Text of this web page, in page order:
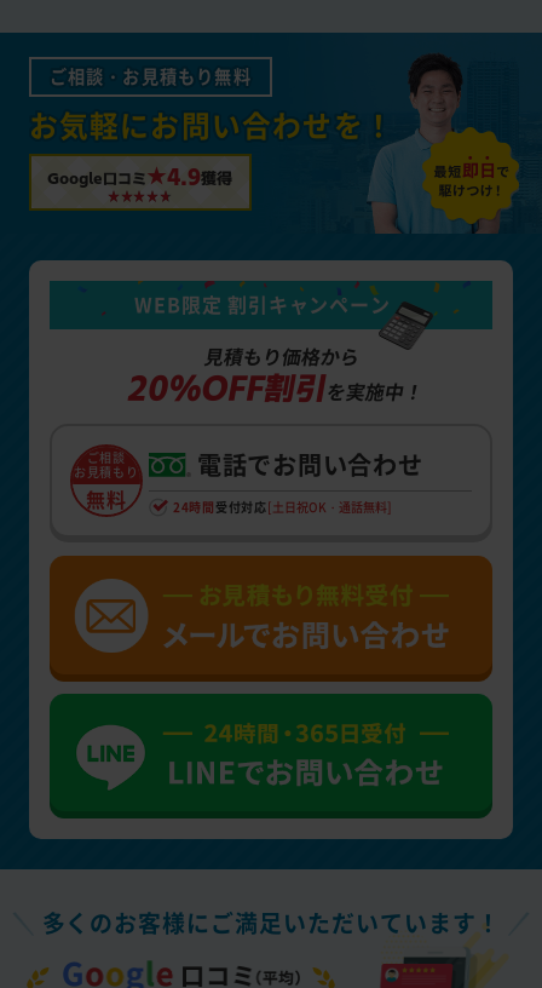
ご相談・お見積もり無料
お気軽にお問い合わせを！
Google口コミ ★4.9獲得
WEB限定 割引キャンペーン
見積もり価格から
20%OFF割引を実施中！
ご相談
お見積もり
無料
電話でお問い合わせ
24時間 受付対応 [土日祝OK・通話無料]
多くのお客様にご満足いただいています！